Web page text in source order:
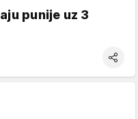
punije uz 3